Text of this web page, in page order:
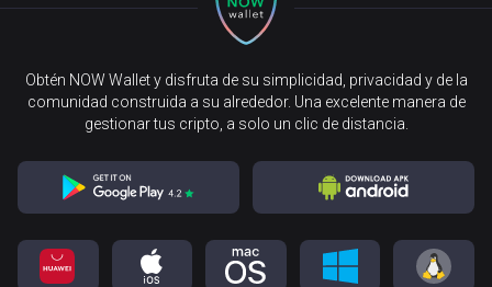
Obtén NOW Wallet y disfruta de su simplicidad, privacidad y de la
comunidad construida a su alrededor. Una excelente manera de
gestionar tus cripto, a solo un clic de distancia.